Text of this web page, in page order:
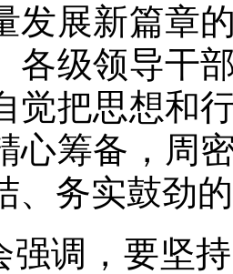
发展新篇章
各级领导干
觉把思想和
心筹备，周
、务实鼓劲
强调，要坚